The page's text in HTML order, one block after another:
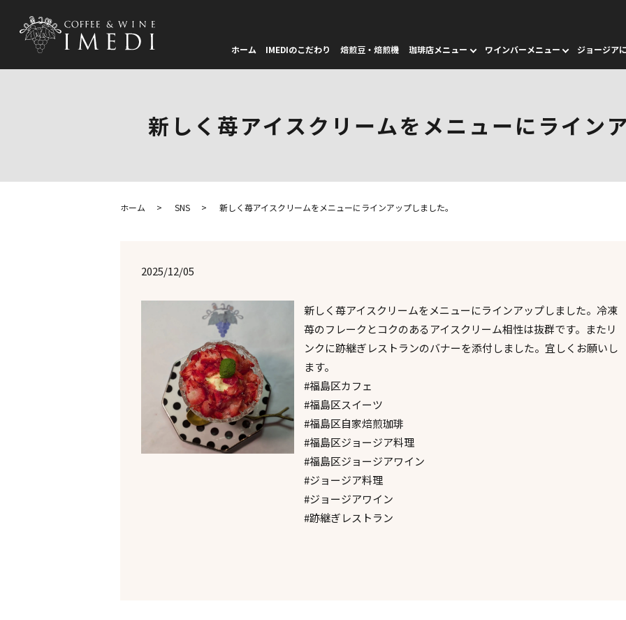
ホーム IMEDIのこだわり 焙煎豆・焙煎機 珈琲店メニュー ワインバーメニュー ジョージア
新しく苺アイスクリームをメニューにライン
ホーム SNS 新しく苺アイスクリームをメニューにラインアップしました。
2025/12/05
新しく苺アイスクリームをメニューにラインアップしました。冷凍
苺のフレークとコクのあるアイスクリーム相性は抜群です。またリ
ンクに跡継ぎレストランのバナーを添付しました。宜しくお願いし
ます。
#福島区カフェ
#福島区スイーツ
#福島区自家焙煎珈琲
#福島区ジョージア料理
#福島区ジョージアワイン
#ジョージア料理
#ジョージアワイン
#跡継ぎレストラン